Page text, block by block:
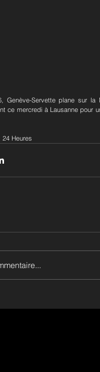
Genève-Servette plane sur
ce mercredi à Lausanne pour
24 Heures